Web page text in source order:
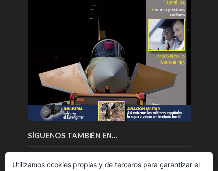
SÍGUENOS TAMBIÉN EN…
Utilizamos cookies propias y de terceros para garantizar el